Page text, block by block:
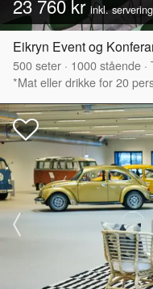
23 760 kr inkl.
Eikryn Event og
500seter · 1000stående ·
*Mat eller drikke for 20